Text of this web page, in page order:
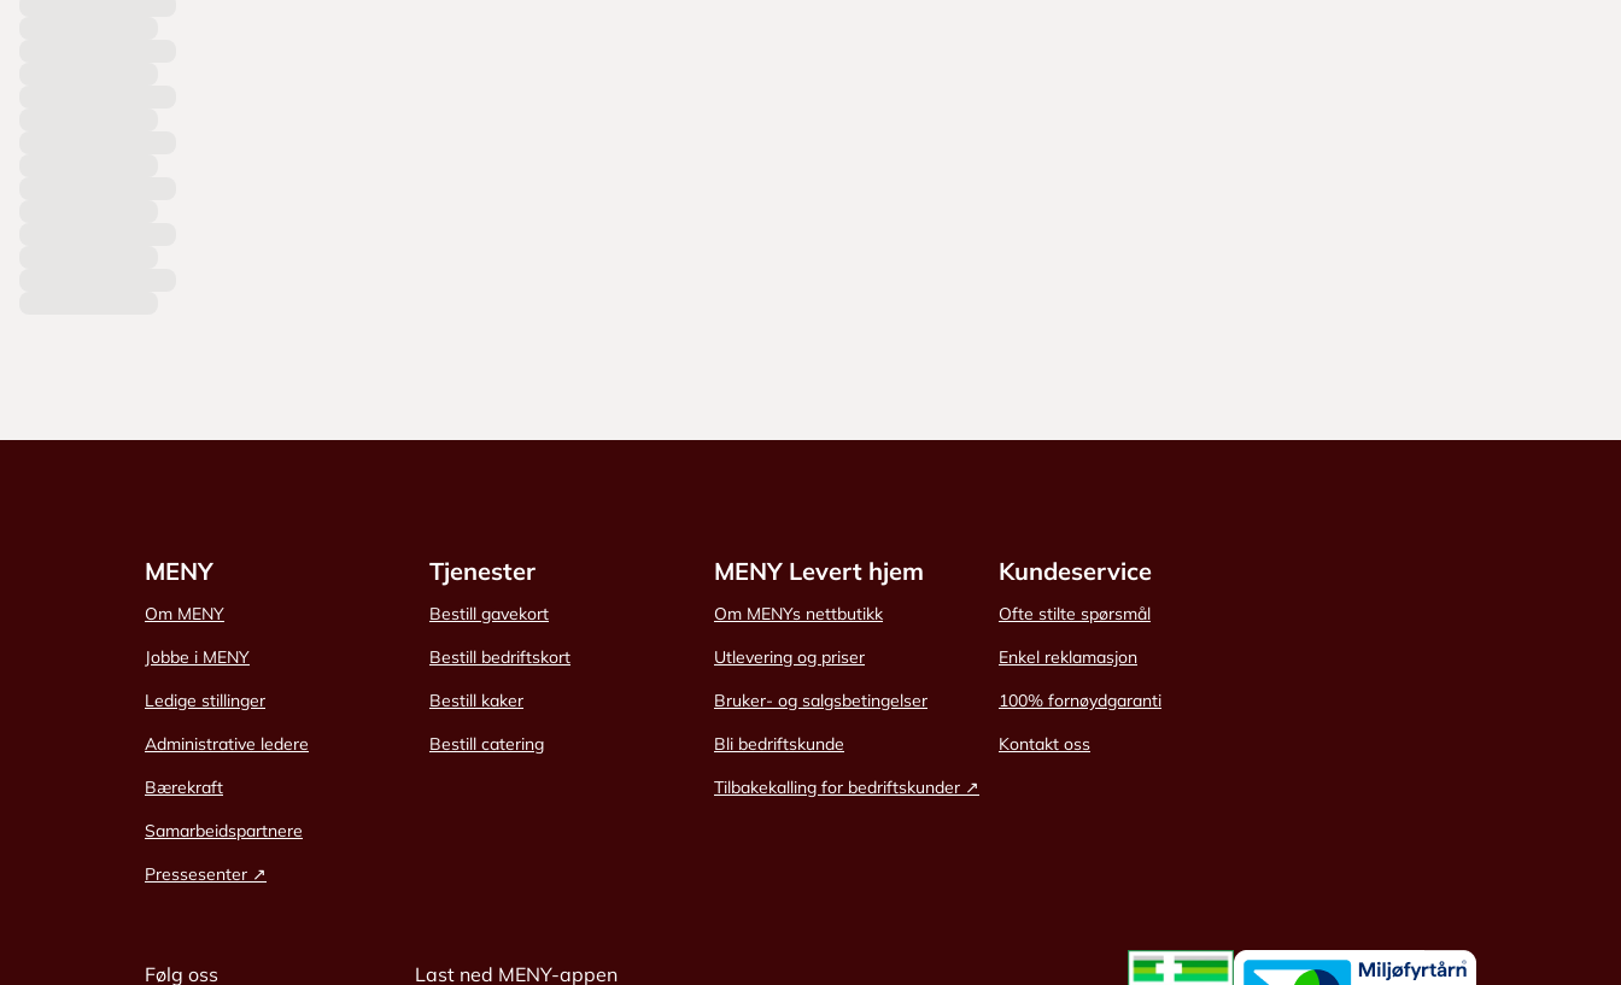
MENY
Om MENY
Jobbe i MENY
Ledige stillinger
Administrative ledere
Bærekraft
Samarbeidspartnere
Pressesenter ↗
Tjenester
Bestill gavekort
Bestill bedriftskort
Bestill kaker
Bestill catering
MENY Levert hjem
Om MENYs nettbutikk
Utlevering og priser
Bruker- og salgsbetingelser
Bli bedriftskunde
Tilbakekalling for bedriftskunder ↗
Kundeservice
Ofte stilte spørsmål
Enkel reklamasjon
100% fornøydgaranti
Kontakt oss
Følg oss Last ned MENY-appen